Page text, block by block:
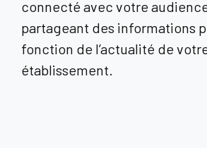
connecté avec votre
partageant des informations
fonction de l’actualité de
établissement.